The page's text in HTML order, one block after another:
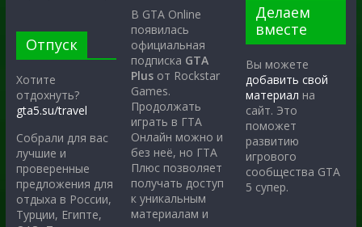
Отпуск
Хотите
отдохнуть?
gta5.su/travel
Собрали для вас
лучшие и
проверенные
предложения для
отдыха в России,
Турции, Египте,
В GTA Online
появилась
официальная
подписка GTA
Plus от Rockstar
Games.
Продолжать
играть в ГТА
Онлайн можно и
без неё, но ГТА
Плюс позволяет
получать доступ
к уникальным
материалам и
Делаем
вместе
Вы можете
добавить свой
материал на
сайт. Это
поможет
развитию
игрового
сообщества GTA
5 супер.